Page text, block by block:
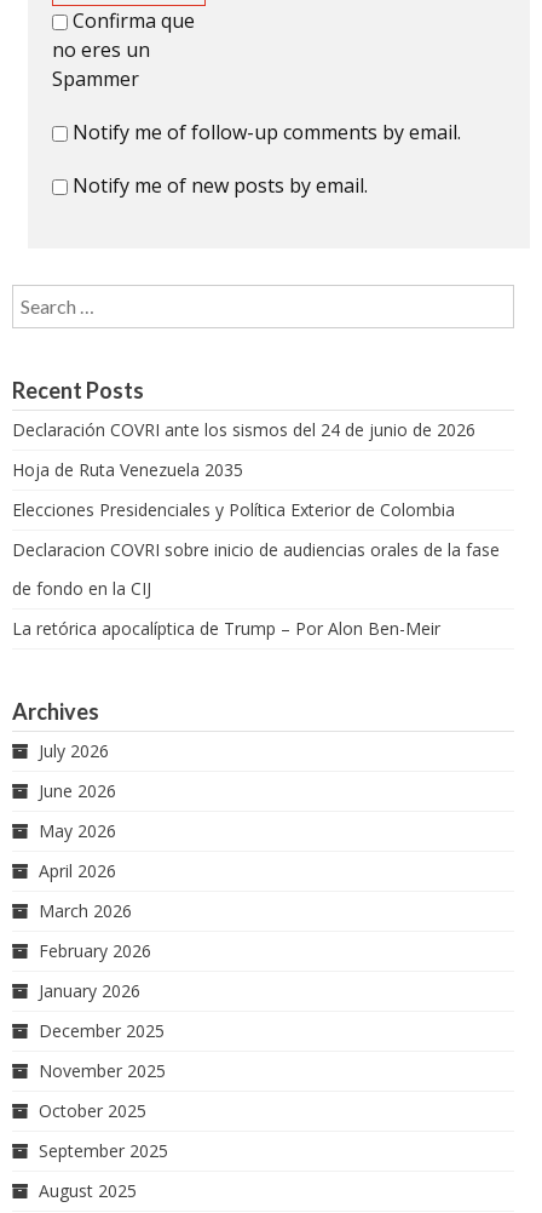
Confirma que
no eres un
Spammer
Notify me of follow-up comments by email.
Notify me of new posts by email.
Search for:
Recent Posts
Declaración COVRI ante los sismos del 24 de junio de 2026
Hoja de Ruta Venezuela 2035
Elecciones Presidenciales y Política Exterior de Colombia
Declaracion COVRI sobre inicio de audiencias orales de la fase
de fondo en la CIJ
La retórica apocalíptica de Trump – Por Alon Ben-Meir
Archives
July 2026
June 2026
May 2026
April 2026
March 2026
February 2026
January 2026
December 2025
November 2025
October 2025
September 2025
August 2025